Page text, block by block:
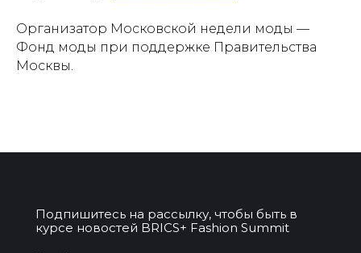
Организатор Московской недели моды —
Фонд моды при поддержке Правительства
Москвы.
Подпишитесь на рассылку, чтобы быть в
курсе новостей BRICS+ Fashion Summit